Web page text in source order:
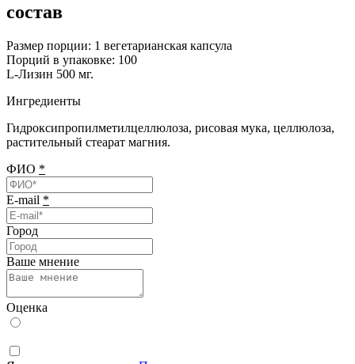
состав
Размер порции: 1 вегетарианская капсула
Порций в упаковке: 100
L-Лизин 500 мг.
Ингредиенты
Гидроксипропилметилцеллюлоза, рисовая мука, целлюлоза,
растительный стеарат магния.
ФИО *
E-mail *
Город
Ваше мнение
Оценка